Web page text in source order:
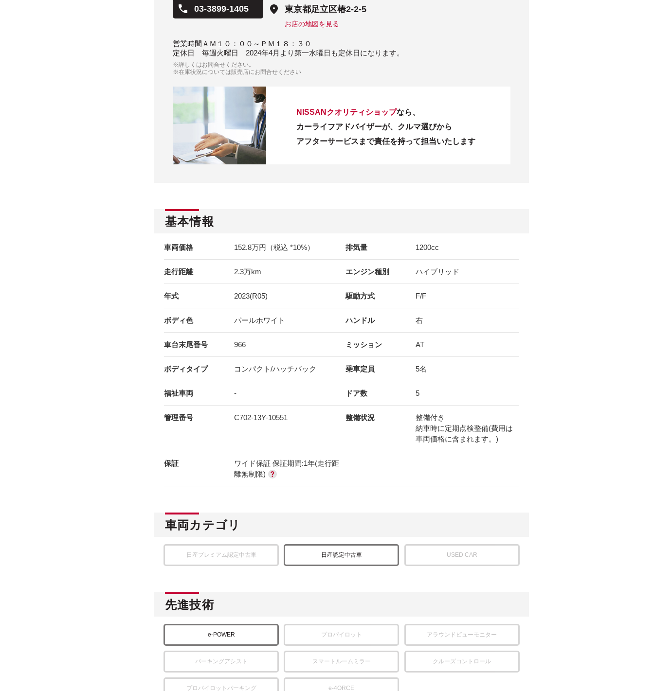
03-3899-1405 東京都足立区椿2-2-5
お店の地図を見る
営業時間 ＡＭ１０：００～ＰＭ１８：３０
定休日
毎週火曜日 2024年4月より第一水曜日も定休日になります。
※詳しくはお問合せください。
※在庫状況については販売店にお問合せください
NISSANクオリティショップなら、
カーライフアドバイザーが、クルマ選びから
アフターサービスまで責任を持って担当いたします
基本情報
車両価格 152.8万円（税込 *10%） 排気量 1200cc
走行距離 2.3万km エンジン種別 ハイブリッド
年式 2023(R05) 駆動方式 F/F
ボディ色 パールホワイト ハンドル 右
車台末尾番号 966 ミッション AT
ボディタイプ コンパクト/ハッチバック 乗車定員 5名
福祉車両 - ドア数 5
管理番号 C702-13Y-10551 整備状況
整備付き
納車時に定期点検整備(費用は
車両価格に含まれます。)
保証
ワイド保証 保証期間:1年(走行距
離無制限)
車両カテゴリ
日産プレミアム認定中古車 日産認定中古車 USED CAR
先進技術
e-POWER プロパイロット アラウンドビューモニター
パーキングアシスト スマートルームミラー クルーズコントロール
プロパイロットパーキング e-4ORCE